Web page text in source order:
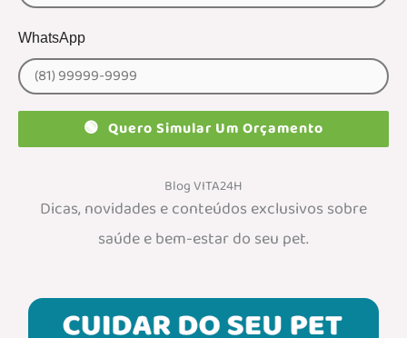
WhatsApp
🟢 Quero Simular Um Orçamento
Blog VITA24H
Dicas, novidades e conteúdos exclusivos sobre
saúde e bem-estar do seu pet.